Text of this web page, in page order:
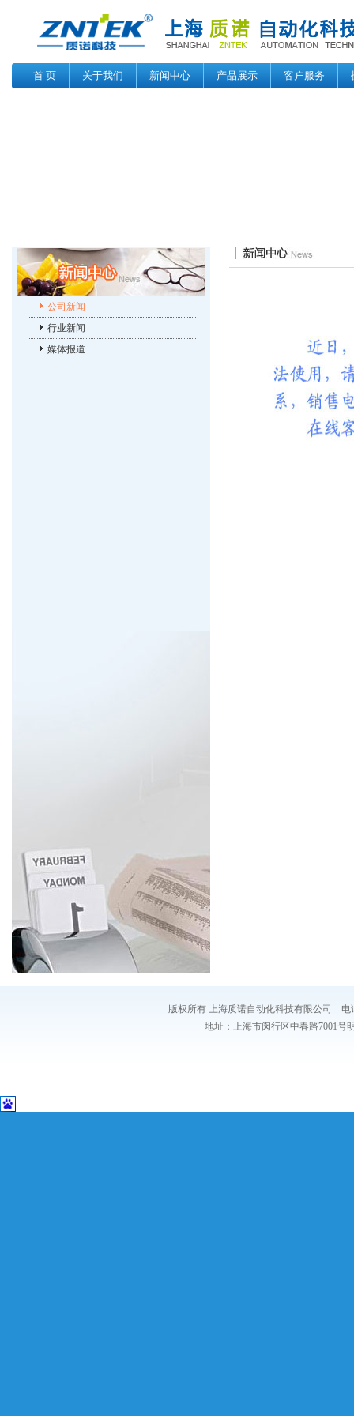
首 页 关于我们 新闻中心 产品展示 客户服务
公司新闻
行业新闻
媒体报道
版权所有 上海质诺自动化科技有限公司 电
地址：上海市闵行区中春路7001